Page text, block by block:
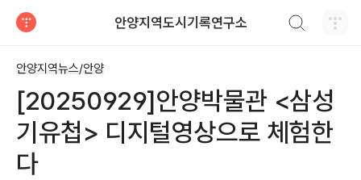
안양지역도시기록연구소
안양지역뉴스/안양
[20250929]안양박물관 <삼성
기유첩> 디지털영상으로 체험한
다